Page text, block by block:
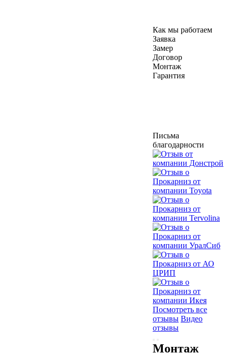
Как мы работаем
Заявка
Замер
Договор
Монтаж
Гарантия
Письма
благодарности
Посмотреть все
отзывы Видео
отзывы
Монтаж